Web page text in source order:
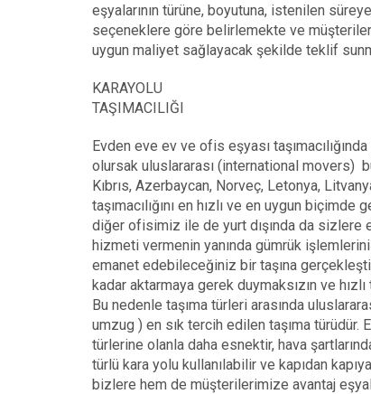
eşyalarının türüne, boyutuna, istenilen
seçeneklere göre belirlemekte ve
uygun maliyet sağlayacak şekilde teklif
KARAYOLU
TAŞIMACILIĞI
Evden eve ev ve ofis eşyası
olursak uluslararası (international movers)
Kıbrıs, Azerbaycan, Norveç, Letonya,
taşımacılığını en hızlı ve en uygun
diğer ofisimiz ile de yurt dışında da sizlere
hizmeti vermenin yanında gümrük
emanet edebileceğiniz bir taşına
kadar aktarmaya gerek duymaksızın ve
Bu nedenle taşıma türleri arasında
umzug ) en sık tercih edilen taşıma türüdür.
türlerine olanla daha esnektir, hava
türlü kara yolu kullanılabilir ve kapıdan
bizlere hem de müşterilerimize avantaj